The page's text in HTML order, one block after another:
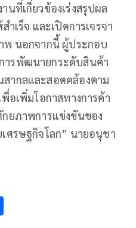
ที่เกี่ยวข้องเร่งสรุปผล
ำเร็จ และเปิดการเจรจา
พ นอกจากนี้ ผู้ประกอบ
ารพัฒนายกระดับสินค้า
ากลและสอดคล้องตาม
อเพิ่มโอกาสทางการค้า
ยภาพการแข่งขันของ
ศรษฐกิจโลก” นายอนุชา